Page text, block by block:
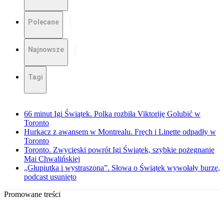
Polecane
Najnowsze
Tagi
66 minut Igi Świątek. Polka rozbiła Viktoriję Golubić w
Toronto
Hurkacz z awansem w Montrealu. Fręch i Linette odpadły w
Toronto
Toronto. Zwycięski powrót Igi Świątek, szybkie pożegnanie
Mai Chwalińskiej
„Głupiutka i wystraszona”. Słowa o Świątek wywołały burzę,
podcast usunięto
Promowane treści